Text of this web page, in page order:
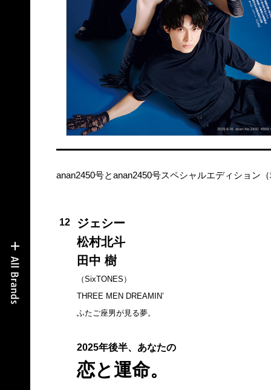
anan2450号とanan2450号スペシャルエディション
12
ジェシー
松村北斗
田中 樹
（SixTONES）
THREE MEN DREAMIN’
ふたご座男が見る夢。
2025年後半、あなたの
恋と運命。